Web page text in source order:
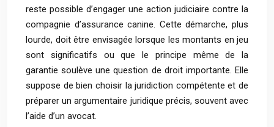
reste possible d’engager une action judiciaire contre la
compagnie d’assurance canine. Cette démarche, plus
lourde, doit être envisagée lorsque les montants en jeu
sont significatifs ou que le principe même de la
garantie soulève une question de droit importante. Elle
suppose de bien choisir la juridiction compétente et de
préparer un argumentaire juridique précis, souvent avec
l’aide d’un avocat.